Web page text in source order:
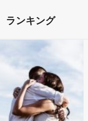
ランキング